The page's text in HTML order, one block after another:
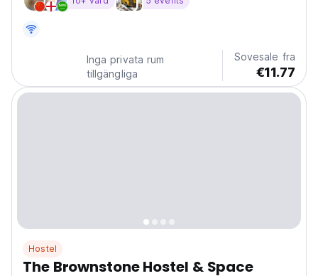
throughout the property. The property is around 7.1
Tempurung...
Inga privata rum
tillgängliga
Sovesale fra
€11.77
Hostel
The Brownstone Hostel & Space